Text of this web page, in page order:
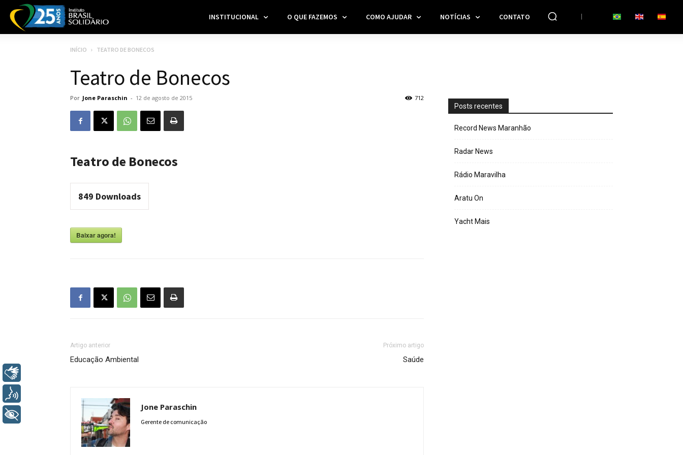
INSTITUCIONAL O QUE FAZEMOS COMO AJUDAR NOTÍCIAS CONTATO
INÍCIO TEATRO DE BONECOS
Teatro de Bonecos
Por Jone Paraschin - 12 de agosto de 2015 712
Teatro de Bonecos
849 Downloads
Baixar agora!
Artigo anterior
Educação Ambiental
Próximo artigo
Saúde
Jone Paraschin
Gerente de comunicação
Posts recentes
Record News Maranhão
Radar News
Rádio Maravilha
Aratu On
Yacht Mais
+ Acessibilidade